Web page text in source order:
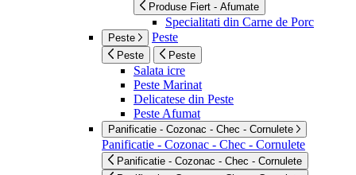
Produse Fiert - Afumate
Specialitati din Carne de Porc
Peste Peste
Peste Peste
Salata icre
Peste Marinat
Delicatese din Peste
Peste Afumat
Panificatie - Cozonac - Chec - Cornulete
Panificatie - Cozonac - Chec - Cornulete
Panificatie - Cozonac - Chec - Cornulete